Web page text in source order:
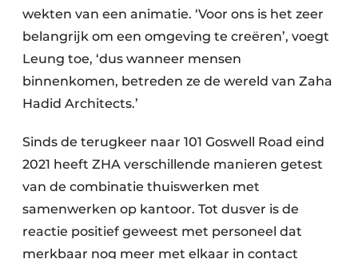
wekten van een animatie. ‘Voor ons is het zeer
belangrijk om een omgeving te creëren’, voegt
Leung toe, ‘dus wanneer mensen
binnenkomen, betreden ze de wereld van Zaha
Hadid Architects.’
Sinds de terugkeer naar 101 Goswell Road eind
2021 heeft ZHA verschillende manieren getest
van de combinatie thuiswerken met
samenwerken op kantoor. Tot dusver is de
reactie positief geweest met personeel dat
merkbaar nog meer met elkaar in contact